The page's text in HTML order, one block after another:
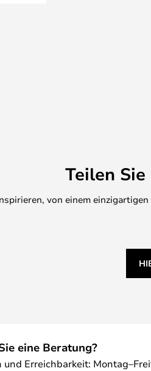
Teilen
von einem
eine Beratung?
und Erreichbarkeit: